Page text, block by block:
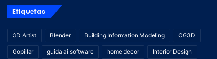
Etiquetas
3D Artist Blender Building Information Modeling CG3D
Gopillar guida ai software home decor Interior Design